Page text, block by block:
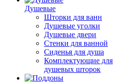
Душевые
Шторки для ванн
Душевые уголки
Душевые двери
Стенки для ванной
Сиденья для душа
Комплектующие для
душевых шторок